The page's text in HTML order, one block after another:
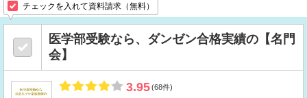
チェックを入れて資料請求（無料）
医学部受験なら、ダンゼン合格実績の【名門
会】
3.95(68件)